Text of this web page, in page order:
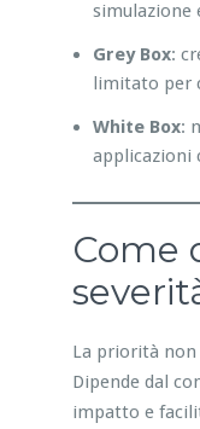
simulazione
Grey Box:
limitato per
White Box:
applicazioni
Come
La priorità non
Dipende dal
impatto e